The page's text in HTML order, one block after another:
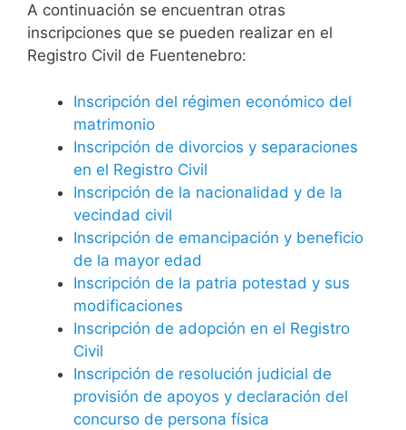
A continuación se encuentran otras
inscripciones que se pueden realizar en el
Registro Civil de Fuentenebro:
Inscripción del régimen económico del
matrimonio
Inscripción de divorcios y separaciones
en el Registro Civil
Inscripción de la nacionalidad y de la
vecindad civil
Inscripción de emancipación y beneficio
de la mayor edad
Inscripción de la patria potestad y sus
modificaciones
Inscripción de adopción en el Registro
Civil
Inscripción de resolución judicial de
provisión de apoyos y declaración del
concurso de persona física